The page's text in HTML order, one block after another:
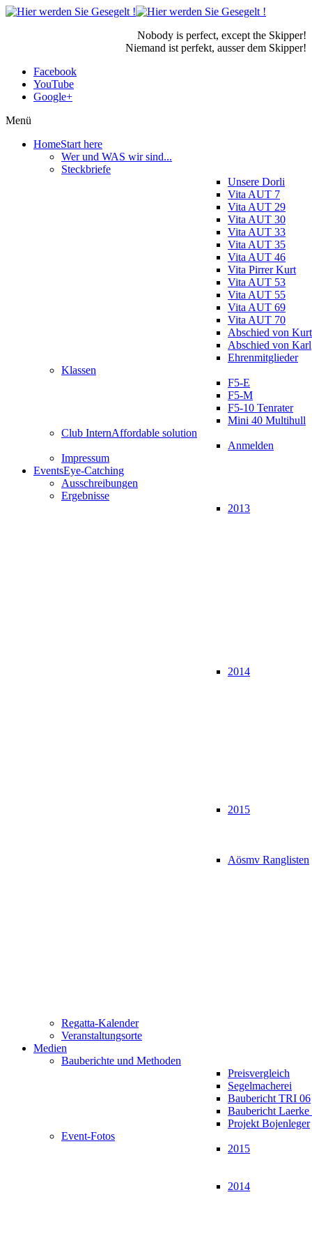
Nobody is perfect, except the Skipper!
Niemand ist perfekt, ausser dem Skipper!
Facebook
YouTube
Google+
Menü
HomeStart here
Wer und WAS wir sind...
Steckbriefe
Unsere Dorli
Vita AUT 7
Vita AUT 29
Vita AUT 30
Vita AUT 33
Vita AUT 35
Vita AUT 46
Vita Pirrer Kurt
Vita AUT 53
Vita AUT 55
Vita AUT 69
Vita AUT 70
Abschied von Kurt
Abschied von Karl
Ehrenmitglieder
Klassen
F5-E
F5-M
F5-10 Tenrater
Mini 40 Multihull
Club InternAffordable solution
Anmelden
Impressum
EventsEye-Catching
Ausschreibungen
Ergebnisse
2013
2014
2015
Aösmv Ranglisten
Regatta-Kalender
Veranstaltungsorte
Medien
Bauberichte und Methoden
Preisvergleich
Segelmacherei
Baubericht TRI 06
Baubericht
Projekt Bojenleger
Event-Fotos
2015
2014